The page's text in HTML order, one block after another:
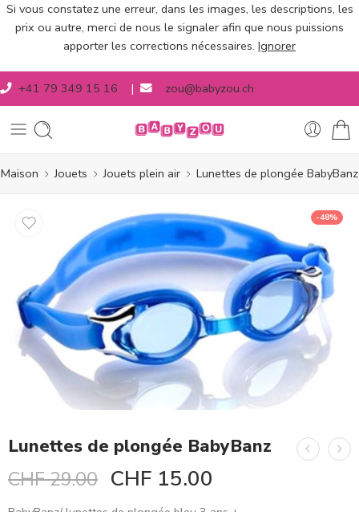
Si vous constatez une erreur, dans les images, les descriptions, les
prix ou autre, merci de nous le signaler afin que nous puissions
apporter les corrections nécessaires. Ignorer
+41 79 349 15 16 | zou@babyzou.ch
Maison Jouets Jouets plein air Lunettes de plongée BabyBanz
-48%
Lunettes de plongée BabyBanz
CHF29.00 CHF 15.00